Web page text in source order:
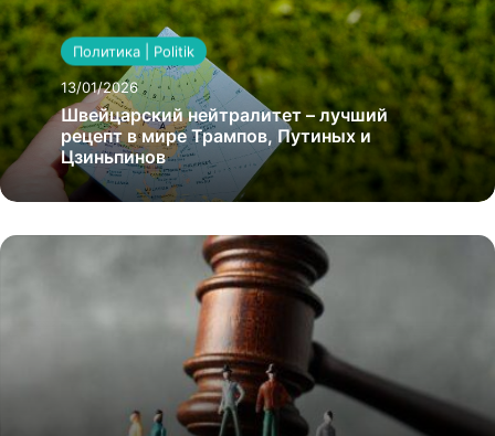
Политика | Politik
13/01/2026
Швейцарский нейтралитет – лучший
рецепт в мире Трампов, Путиных и
Цзиньпинов